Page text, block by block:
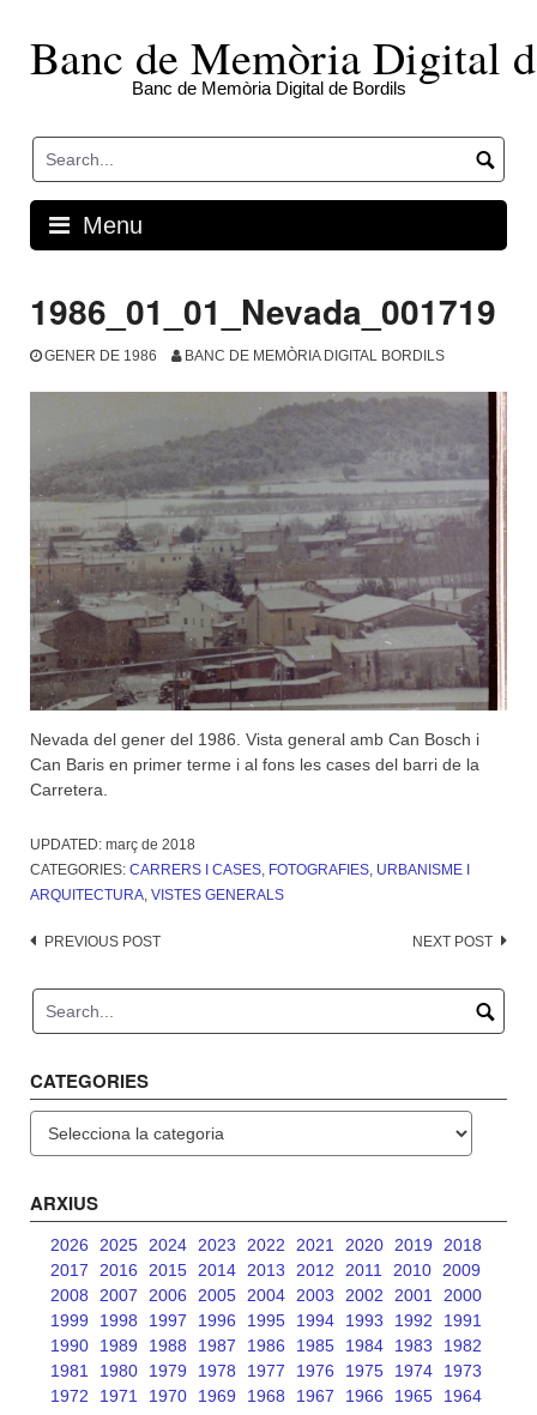
contentBanc de Memòria Digital
Banc de Memòria Digital de Bordils
Menu
1986_01_01_Nevada_001719
GENER DE 1986 BANC DE MEMÒRIA DIGITAL BORDILS
Nevada del gener del 1986. Vista general amb Can Bosch i
Can Baris en primer terme i al fons les cases del barri de la
Carretera.
UPDATED: març de 2018
CATEGORIES: CARRERS I CASES FOTOGRAFIES URBANISME I
ARQUITECTURA VISTES GENERALS
Post
PREVIOUS POST NEXT POST
CATEGORIES
ARXIUS
2026 2025 2024 2023 2022 2021 2020 2019
2018
2017
2016 2015 2014 2013 2012 2011 2010
2009
2008
2007 2006 2005 2004 2003 2002 2001
2000
1999
1998 1997 1996 1995 1994 1993 1992
1991
1990
1989 1988 1987 1986 1985 1984 1983
1982
1981
1980 1979 1978 1977 1976 1975 1974
1973
1972
1971 1970 1969 1968 1967 1966 1965
1964